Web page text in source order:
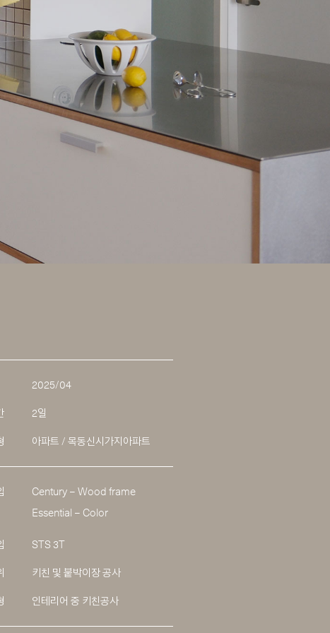
2025/04
2일
아파트 / 목동신시가지아파트
Century – Wood frame
Essential – Color
STS 3T
키친 및 붙박이장 공사
인테리어 중 키친공사